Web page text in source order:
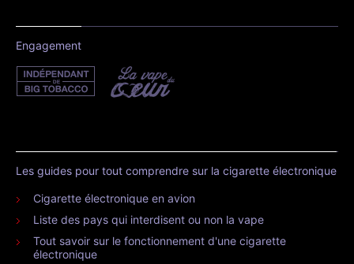
Engagement
Les guides pour tout comprendre sur la cigarette électronique
Cigarette électronique en avion
Liste des pays qui interdisent ou non la vape
Tout savoir sur le fonctionnement d'une cigarette
électronique